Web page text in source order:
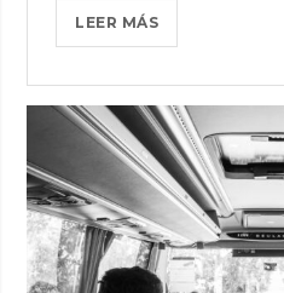
LEER MÁSCÓMO
ORGANIZAR
SALIDA
ESCOLAR
DIVERTIDA
Y
EDUCATIVA
CON
ALQUILER